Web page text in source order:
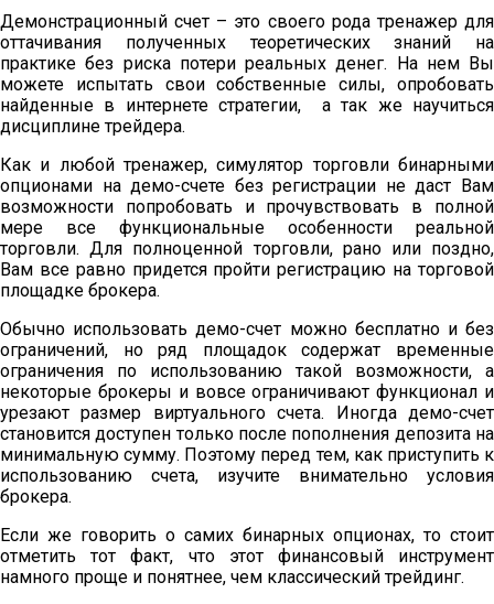
Демонстрационный счет – это своего рода тренажер для
оттачивания полученных теоретических знаний на
практике без риска потери реальных денег. На нем Вы
можете испытать свои собственные силы, опробовать
найденные в интернете стратегии, а так же научиться
дисциплине трейдера.
Как и любой тренажер, симулятор торговли бинарными
опционами на демо-счете без регистрации не даст Вам
возможности попробовать и прочувствовать в полной
мере все функциональные особенности реальной
торговли. Для полноценной торговли, рано или поздно,
Вам все равно придется пройти регистрацию на торговой
площадке брокера.
Обычно использовать демо-счет можно бесплатно и без
ограничений, но ряд площадок содержат временные
ограничения по использованию такой возможности, а
некоторые брокеры и вовсе ограничивают функционал и
урезают размер виртуального счета. Иногда демо-счет
становится доступен только после пополнения депозита на
минимальную сумму. Поэтому перед тем, как приступить к
использованию счета, изучите внимательно условия
брокера.
Если же говорить о самих бинарных опционах, то стоит
отметить тот факт, что этот финансовый инструмент
намного проще и понятнее, чем классический трейдинг.